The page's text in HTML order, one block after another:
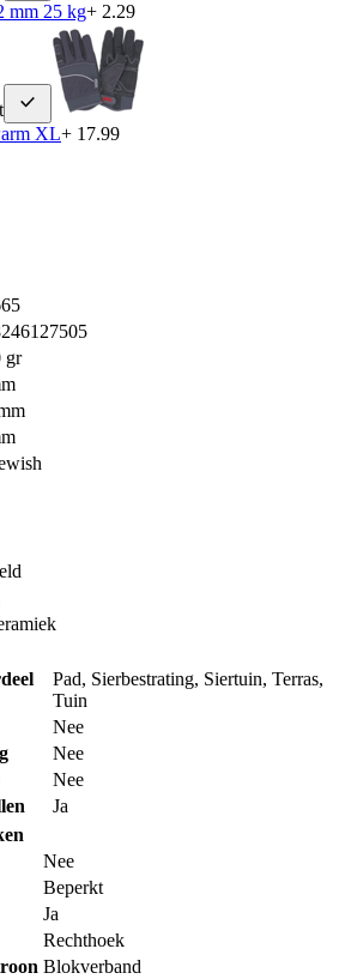
mm 25 kg+ 2.29
XL+ 17.99
gr
Pad, Sierbestrating, Siertuin, Terras,
Tuin
Nee
Nee
Nee
Ja
Nee
Beperkt
Ja
Rechthoek
Blokverband